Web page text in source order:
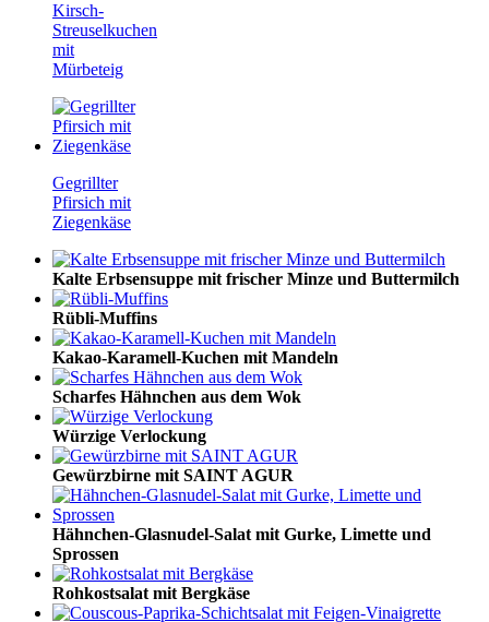
Kirsch-
Streuselkuchen
mit
Mürbeteig
Gegrillter
Pfirsich mit
Ziegenkäse
Kalte Erbsensuppe mit frischer Minze und Buttermilch
Rübli-Muffins
Kakao-Karamell-Kuchen mit Mandeln
Scharfes Hähnchen aus dem Wok
Würzige Verlockung
Gewürzbirne mit SAINT AGUR
Hähnchen-Glasnudel-Salat mit Gurke, Limette und
Sprossen
Rohkostsalat mit Bergkäse